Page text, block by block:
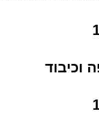
וכיבוד